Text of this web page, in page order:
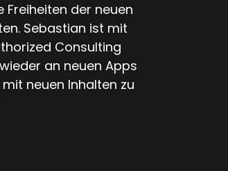
der neuen
Sebastian ist mit
Consulting
an neuen Apps
neuen Inhalten zu